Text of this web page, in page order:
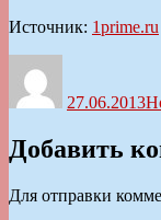
Источник: 1prime.ru
27.06.2013
Добавить
Для отправки